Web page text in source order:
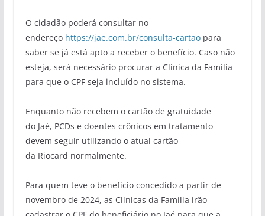
O cidadão poderá consultar no
endereço https://jae.com.br/consulta-cartaopara
saber se já está apto a receber o benefício. Caso não
esteja, será necessário procurar a Clínica da Família
para que o CPF seja incluído no sistema.
Enquanto não recebem o cartão de gratuidade
do Jaé, PCDs e doentes crônicos em tratamento
devem seguir utilizando o atual cartão
da Riocard normalmente.
Para quem teve o benefício concedido a partir de
novembro de 2024, as Clínicas da Família irão